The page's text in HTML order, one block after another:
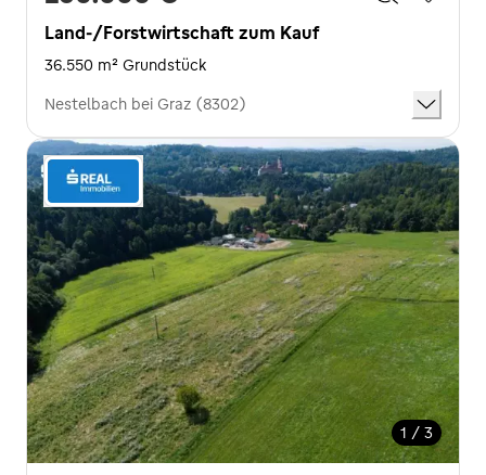
Land-/Forstwirtschaft zum Kauf
36.550 m² Grundstück
Nestelbach bei Graz (8302)
1 / 3